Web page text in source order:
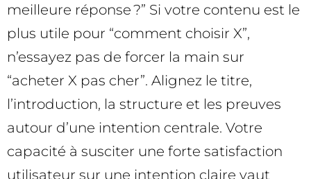
meilleure réponse ?” Si votre contenu est le
plus utile pour “comment choisir X”,
n’essayez pas de forcer la main sur
“acheter X pas cher”. Alignez le titre,
l’introduction, la structure et les preuves
autour d’une intention centrale. Votre
capacité à susciter une forte satisfaction
utilisateur sur une intention claire vaut